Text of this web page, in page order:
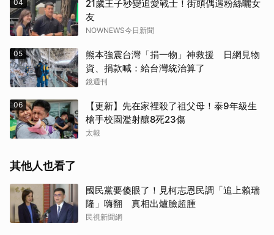
04
21歲王子秒變追愛戰士！街頭偶遇粉絲曬女
友
NOWNEWS今日新聞
05
熊本強震台灣「捐一物」神救援 日網見物
資、捐款喊：給台灣統治算了
鏡週刊
06
【更新】先在家裡殺了祖父母！泰9年級生
槍手校園濫射釀8死23傷
太報
其他人也看了
國民黨要傻眼了！見柯志恩民調「追上賴瑞
隆」嗨翻 真相出爐臉超腫
民視新聞網